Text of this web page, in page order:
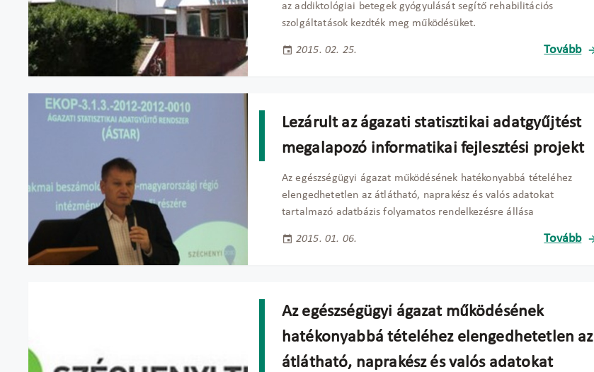
az addiktológiai betegek gyógyulását segítő rehabilitációs
szolgáltatások kezdték meg működésüket.
2015. 02. 25. Tovább
Lezárult az ágazati statisztikai adatgyűjtést
megalapozó informatikai fejlesztési projekt
Az egészségügyi ágazat működésének hatékonyabbá tételéhez
elengedhetetlen az átlátható, naprakész és valós adatokat
tartalmazó adatbázis folyamatos rendelkezésre állása
2015. 01. 06. Tovább
Az egészségügyi ágazat működésének
hatékonyabbá tételéhez elengedhetetlen az
átlátható, naprakész és valós adatokat